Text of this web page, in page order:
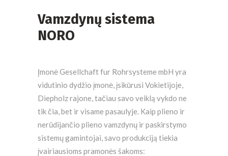
Vamzdynų sistema
NORO
Įmonė Gesellchaft fur Rohrsysteme mbH yra
vidutinio dydžio įmonė, įsikūrusi Vokietijoje,
Diepholz rajone, tačiau savo veiklą vykdo ne
tik čia, bet ir visame pasaulyje. Kaip plieno ir
nerūdijančio plieno vamzdynų ir paskirstymo
sistemų gamintojai, savo produkciją tiekia
įvairiausioms pramonės šakoms: